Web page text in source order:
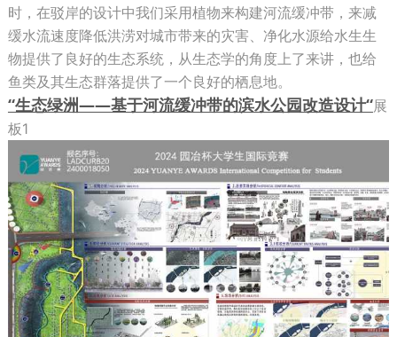
时，在驳岸的设计中我们采用植物来构建河流缓冲带，来减
缓水流速度降低洪涝对城市带来的灾害、净化水源给水生生
物提供了良好的生态系统，从生态学的角度上了来讲，也给
鱼类及其生态群落提供了一个良好的栖息地。
“生态绿洲——基于河流缓冲带的滨水公园改造设计“展
板1